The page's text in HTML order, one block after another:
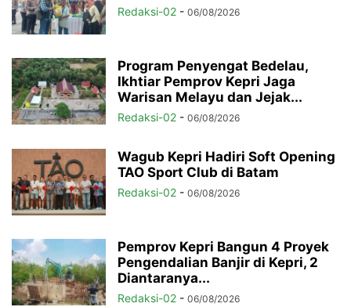
Redaksi-02 - 06/08/2026
Program Penyengat Bedelau,
Ikhtiar Pemprov Kepri Jaga
Warisan Melayu dan Jejak...
Redaksi-02 - 06/08/2026
Wagub Kepri Hadiri Soft Opening
TAO Sport Club di Batam
Redaksi-02 - 06/08/2026
Pemprov Kepri Bangun 4 Proyek
Pengendalian Banjir di Kepri, 2
Diantaranya...
Redaksi-02 - 06/08/2026